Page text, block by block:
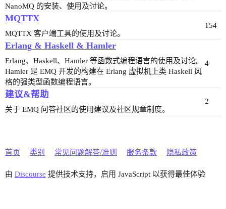
NanoMQ 的安装、使用及讨论。
MQTTX
MQTTX 客户端工具的使用及讨论。
154
Erlang & Haskell & Hamler
Erlang、Haskell、Hamler 等函数式编程语言的使用及讨论。
Hamler 是 EMQ 开发的构建在 Erlang 虚拟机上类 Haskell 风
格的强类型函数编程语言。
4
建议&帮助
关于 EMQ 问答社区的使用建议及社区规章制度。
2
首页 类别 常见问题解答/准则 服务条款 隐私政策
由 Discourse 提供技术支持，启用 JavaScript 以获得最佳体验